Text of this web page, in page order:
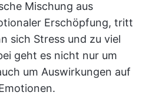
Mischung aus
Erschöpfung, tritt
sich Stress und zu viel
geht es nicht nur um
um Auswirkungen auf